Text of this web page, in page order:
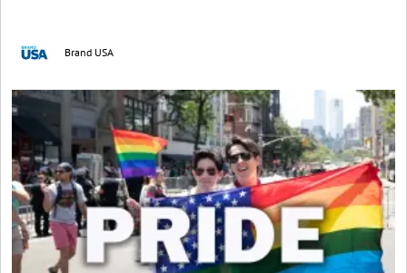
Brand USA